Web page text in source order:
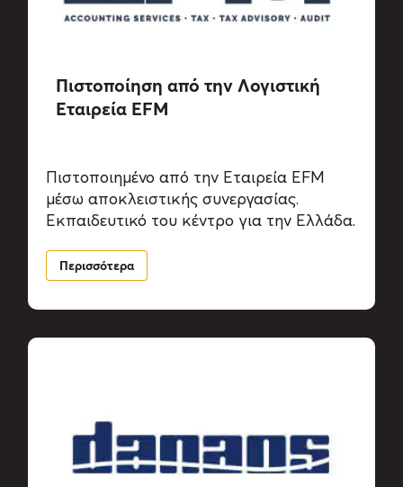
Πιστοποίηση από την Λογιστική
Εταιρεία EFM
Πιστοποιημένο από την Εταιρεία EFM
μέσω αποκλειστικής συνεργασίας.
Εκπαιδευτικό του κέντρο για την Ελλάδα.
Περισσότερα